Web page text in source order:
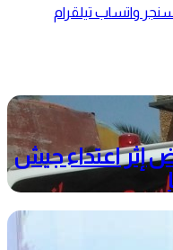
واتساب تيلقرام
إثر اعتداء جيش